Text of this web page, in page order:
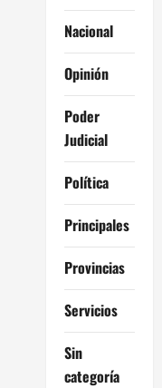
Nacional
Opinión
Poder
Judicial
Política
Principales
Provincias
Servicios
Sin
categoría